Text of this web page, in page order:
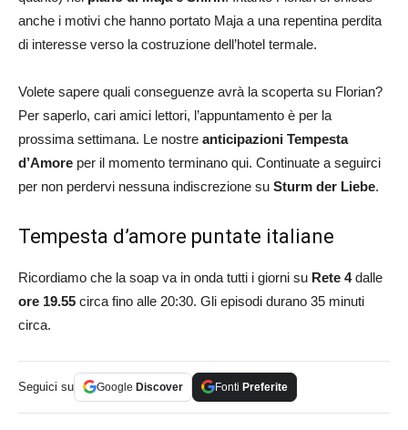
anche i motivi che hanno portato Maja a una repentina perdita
di interesse verso la costruzione dell’hotel termale.
Volete sapere quali conseguenze avrà la scoperta su Florian?
Per saperlo, cari amici lettori, l’appuntamento è per la
prossima settimana. Le nostre anticipazioni Tempesta
d’Amore per il momento terminano qui. Continuate a seguirci
per non perdervi nessuna indiscrezione su Sturm der Liebe.
Tempesta d’amore puntate italiane
Ricordiamo che la soap va in onda tutti i giorni su Rete 4dalle
ore 19.55 circa fino alle 20:30. Gli episodi durano 35 minuti
circa.
Seguici su Google Discover Fonti Preferite